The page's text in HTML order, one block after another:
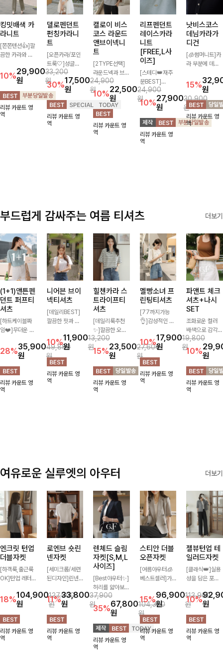
킹밋배색 카
라니트
[쫀쫀텐션👍]깔
끔한 카라와 반
만나 하나만 입
어도 완성도 높
은 스타일링을
연출해드려요 부
담 없이 즐기기
좋은 데일리 니
10%29,900
원
33,200
원
리뷰 카운트 영
역
델로펜던트
펀칭카라니
트
[오픈카라/포인
트룩🤍]성글한
짜임으로 시원한
통기성 느껴지는
카라 니트! 내추
럴하게 떨어지는
여유핏에 오픈
카라 디테일 더
해져 꾸안꾸 무
30%17,500
원
24,900
원
리뷰 카운트 영
역
캘로이 비스
코스 라운드
앤브이넥니
트
[2TYPE선택]
라운드넥과 브이
넥 두 가지 디자
인으로 취향에
맞게 선택 가능
한 베이직 니트
🤍 깔끔한 실루
엣과 부드러운
착용감으로 단독
10%22,500
원
24,900
원
리뷰 카운트 영
역
리프펜던트
레이스카라
니트
[FREE,L사
이즈]
[스테디👑재주
문BEST]
사랑스러움 가득
담은 카라 니트
에 펜던트 포인
트까지 톡-톡 얼
굴을 밝혀주는
컬러와 함께 해
요-
10%27,900
원
30,900
원
리뷰 카운트 영
역
낫비스코스
데님카라가
디건
[🧊썸머니트]카
라 부분에 데님
드한 듯한 느낌
을 주며 비스코
스 혼방 소재로
시원쾌적하게 즐
길 수 있는 가디
건이에요~!
15%원
리뷰 카운트 영
역
부드럽게 감싸주는 여름 티셔츠 더보기
(1+1)앤튼펜
던트 퍼프티
셔츠
[하트케이블짜
임❤️]무더운 여
낭만같은 티셔츠
소재감에서 주는
포인트와 금장으
로 고급스러움도
놓치지 말아요♥
28%35,900
원
49,800
원
리뷰 카운트 영
역
니어븐 브이
넥티셔츠
[데일리BEST]
깔끔한 핏과 디
소재로 밋밋함
없이 착용 가능
하며 심플하게
입어도 좋고 레
이어드해서 입어
도 좋은 데일리
10%11,900
원
13,200
원
리뷰 카운트 영
역
힐첸카라 스
트라이프티
셔츠
[데일리룩추천
✨]깔끔한 오픈
카라넥과 조화로
운 배색이 들어
간 스트라이프
패턴으로 단정하
고 캐주얼한 무
드를 선사하는
반팔 티셔츠에
15%23,500
원
27,600
원
리뷰 카운트 영
역
멜빵소녀 프
린팅티셔츠
[77까지가능
👌]감성적인 일
여유로운 오버핏
이 만나 편안하
면서도 캐주얼한
무드를 완성해주
는 티셔츠! 데일
리룩부터 꾸안꾸
10%17,900
원
19,800
원
리뷰 카운트 영
역
파앤트 체크
셔츠+나시
SET
조화로운 컬러
배색으로 감각적
이면서 단독부터
세트까지 활용도
높게 즐기는 셔
츠+나시 SET!
캐주얼한 감성으
로 대충 입어도
이쁜 ITEM 💛
10%원
리뷰 카운트 영
역
여유로운 실루엣의 아우터 더보기
엔크릿 턴업
더블자켓
[하객룩,출근룩
OK]턴업 레터링
있게 완성된 썸
머 자켓, 더블버
튼 디자인으로
깔끔하고 세련된
무드가 느껴져요
🩶 가볍고 시원
18%104,900
원
127,900
원
리뷰 카운트 영
역
로엔브 숏린
넨자켓
[세미크롭/세련
된디자인]린넨
볍고 드라이한
소재감으로 한여
름에도 부담 없
이 툭 걸치기 좋
은 반팔 자켓, 크
롭에 가까운 깔
11%33,800
원
37,900
원
리뷰 카운트 영
역
렌체드 슬림
자켓[S,M,L
사이즈]
[Best아우터✨]
허리를 얇아보이
게 만들어줄 슬
림핏! 깔끔하고
단정한 핏으로
고급스러운 분위
기를 연출시켜줄
아우터로 데일리
로도, 특별한 날
35%67,800
원
104,300
원
리뷰 카운트 영
역
스티안 더블
오픈자켓
[여름아우터🧊
베스트셀러]가
멋스러운 무드가
살아나는 썸머
오픈자켓✨ 백
슬릿 디테일로
착용감이 편안하
며 깔끔한 핏과
15%96,900
원
113,900
원
리뷰 카운트 영
역
젤뷰턴업 테
일러드자켓
[클래식👑]실용
성을 담은 포켓
턴업 디테일로
멋을 더했으며
유연한 소재로
자연스러운 실루
엣을 연출해주는
아우터에요~!
10%원
리뷰 카운트 영
역